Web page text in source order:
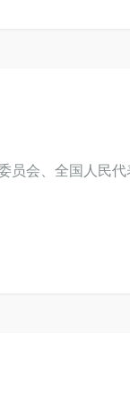
员会、全国人民